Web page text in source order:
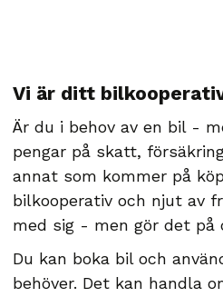
Vi är ditt
Är du i behov av en bil -
pengar på skatt,
annat som kommer på
bilkooperativ och njut av
med sig - men gör det på
Du kan boka bil och
behöver. Det kan handla